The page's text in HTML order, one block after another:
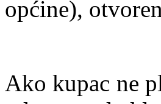
općine),
Ako kupac ne